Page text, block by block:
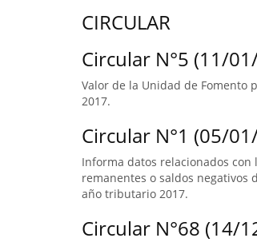
CIRCULAR
Circular N°5 (11/
Valor de la Unidad de Fomento
2017.
Circular N°1 (05/
Informa datos relacionados
remanentes o saldos negativos
año tributario 2017.
Circular N°68 (14/